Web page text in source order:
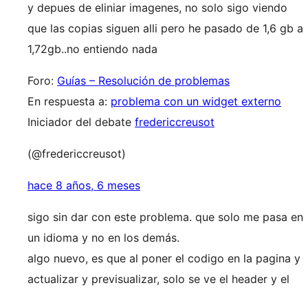
y depues de eliniar imagenes, no solo sigo viendo
que las copias siguen alli pero he pasado de 1,6 gb a
1,72gb..no entiendo nada
Foro: Guías – Resolución de problemas
En respuesta a: problema con un widget externo
Iniciador del debate fredericcreusot
(@fredericcreusot)
hace 8 años, 6 meses
sigo sin dar con este problema. que solo me pasa en
un idioma y no en los demás.
algo nuevo, es que al poner el codigo en la pagina y
actualizar y previsualizar, solo se ve el header y el